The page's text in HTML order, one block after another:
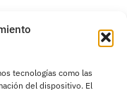
tecnologías como las
del dispositivo. El